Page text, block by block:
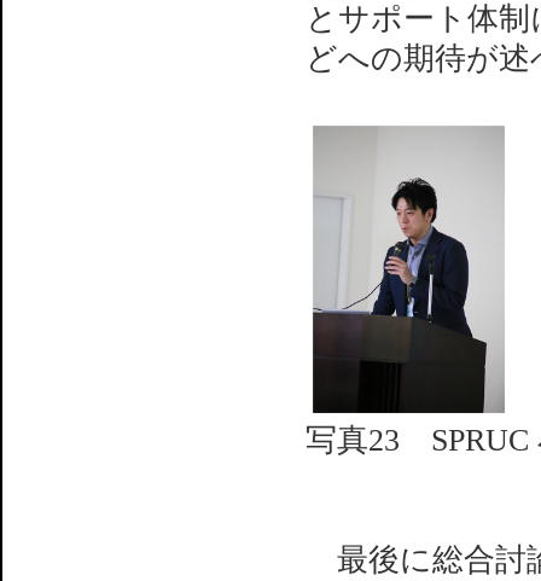
とサポート体
どへの期待が
写真23 SPRUC
最後に総合討